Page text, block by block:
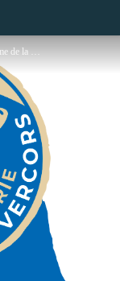
Logo de la ferme de la Grande Mèche - ferme de la Grand Mèche